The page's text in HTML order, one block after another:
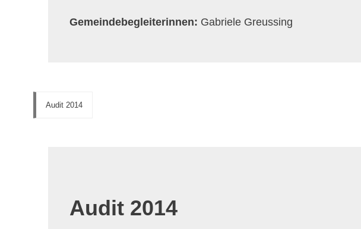
Gemeindebegleiterinnen: Gabriele Greussing
Audit 2014
Audit 2014